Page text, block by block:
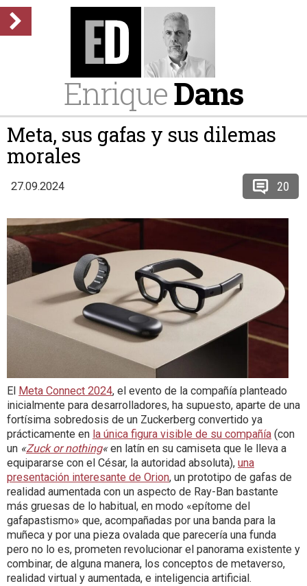
EnriqueDans
Meta, sus gafas y sus dilemas
morales
27.09.2024 20
El Meta Connect 2024, el evento de la compañía planteado
inicialmente para desarrolladores, ha supuesto, aparte de una
fortísima sobredosis de un Zuckerberg convertido ya
prácticamente en la única figura visible de su compañía (con
un «Zuck or nothing«en latín en su camiseta que le lleva a
equipararse con el César, la autoridad absoluta), una
presentación interesante de Orion, un prototipo de gafas de
realidad aumentada con un aspecto de Ray-Ban bastante
más gruesas de lo habitual, en modo «epítome del
gafapastismo» que, acompañadas por una banda para la
muñeca y por una pieza ovalada que parecería una funda
pero no lo es, prometen revolucionar el panorama existente y
combinar, de alguna manera, los conceptos de metaverso,
realidad virtual y aumentada, e inteligencia artificial.